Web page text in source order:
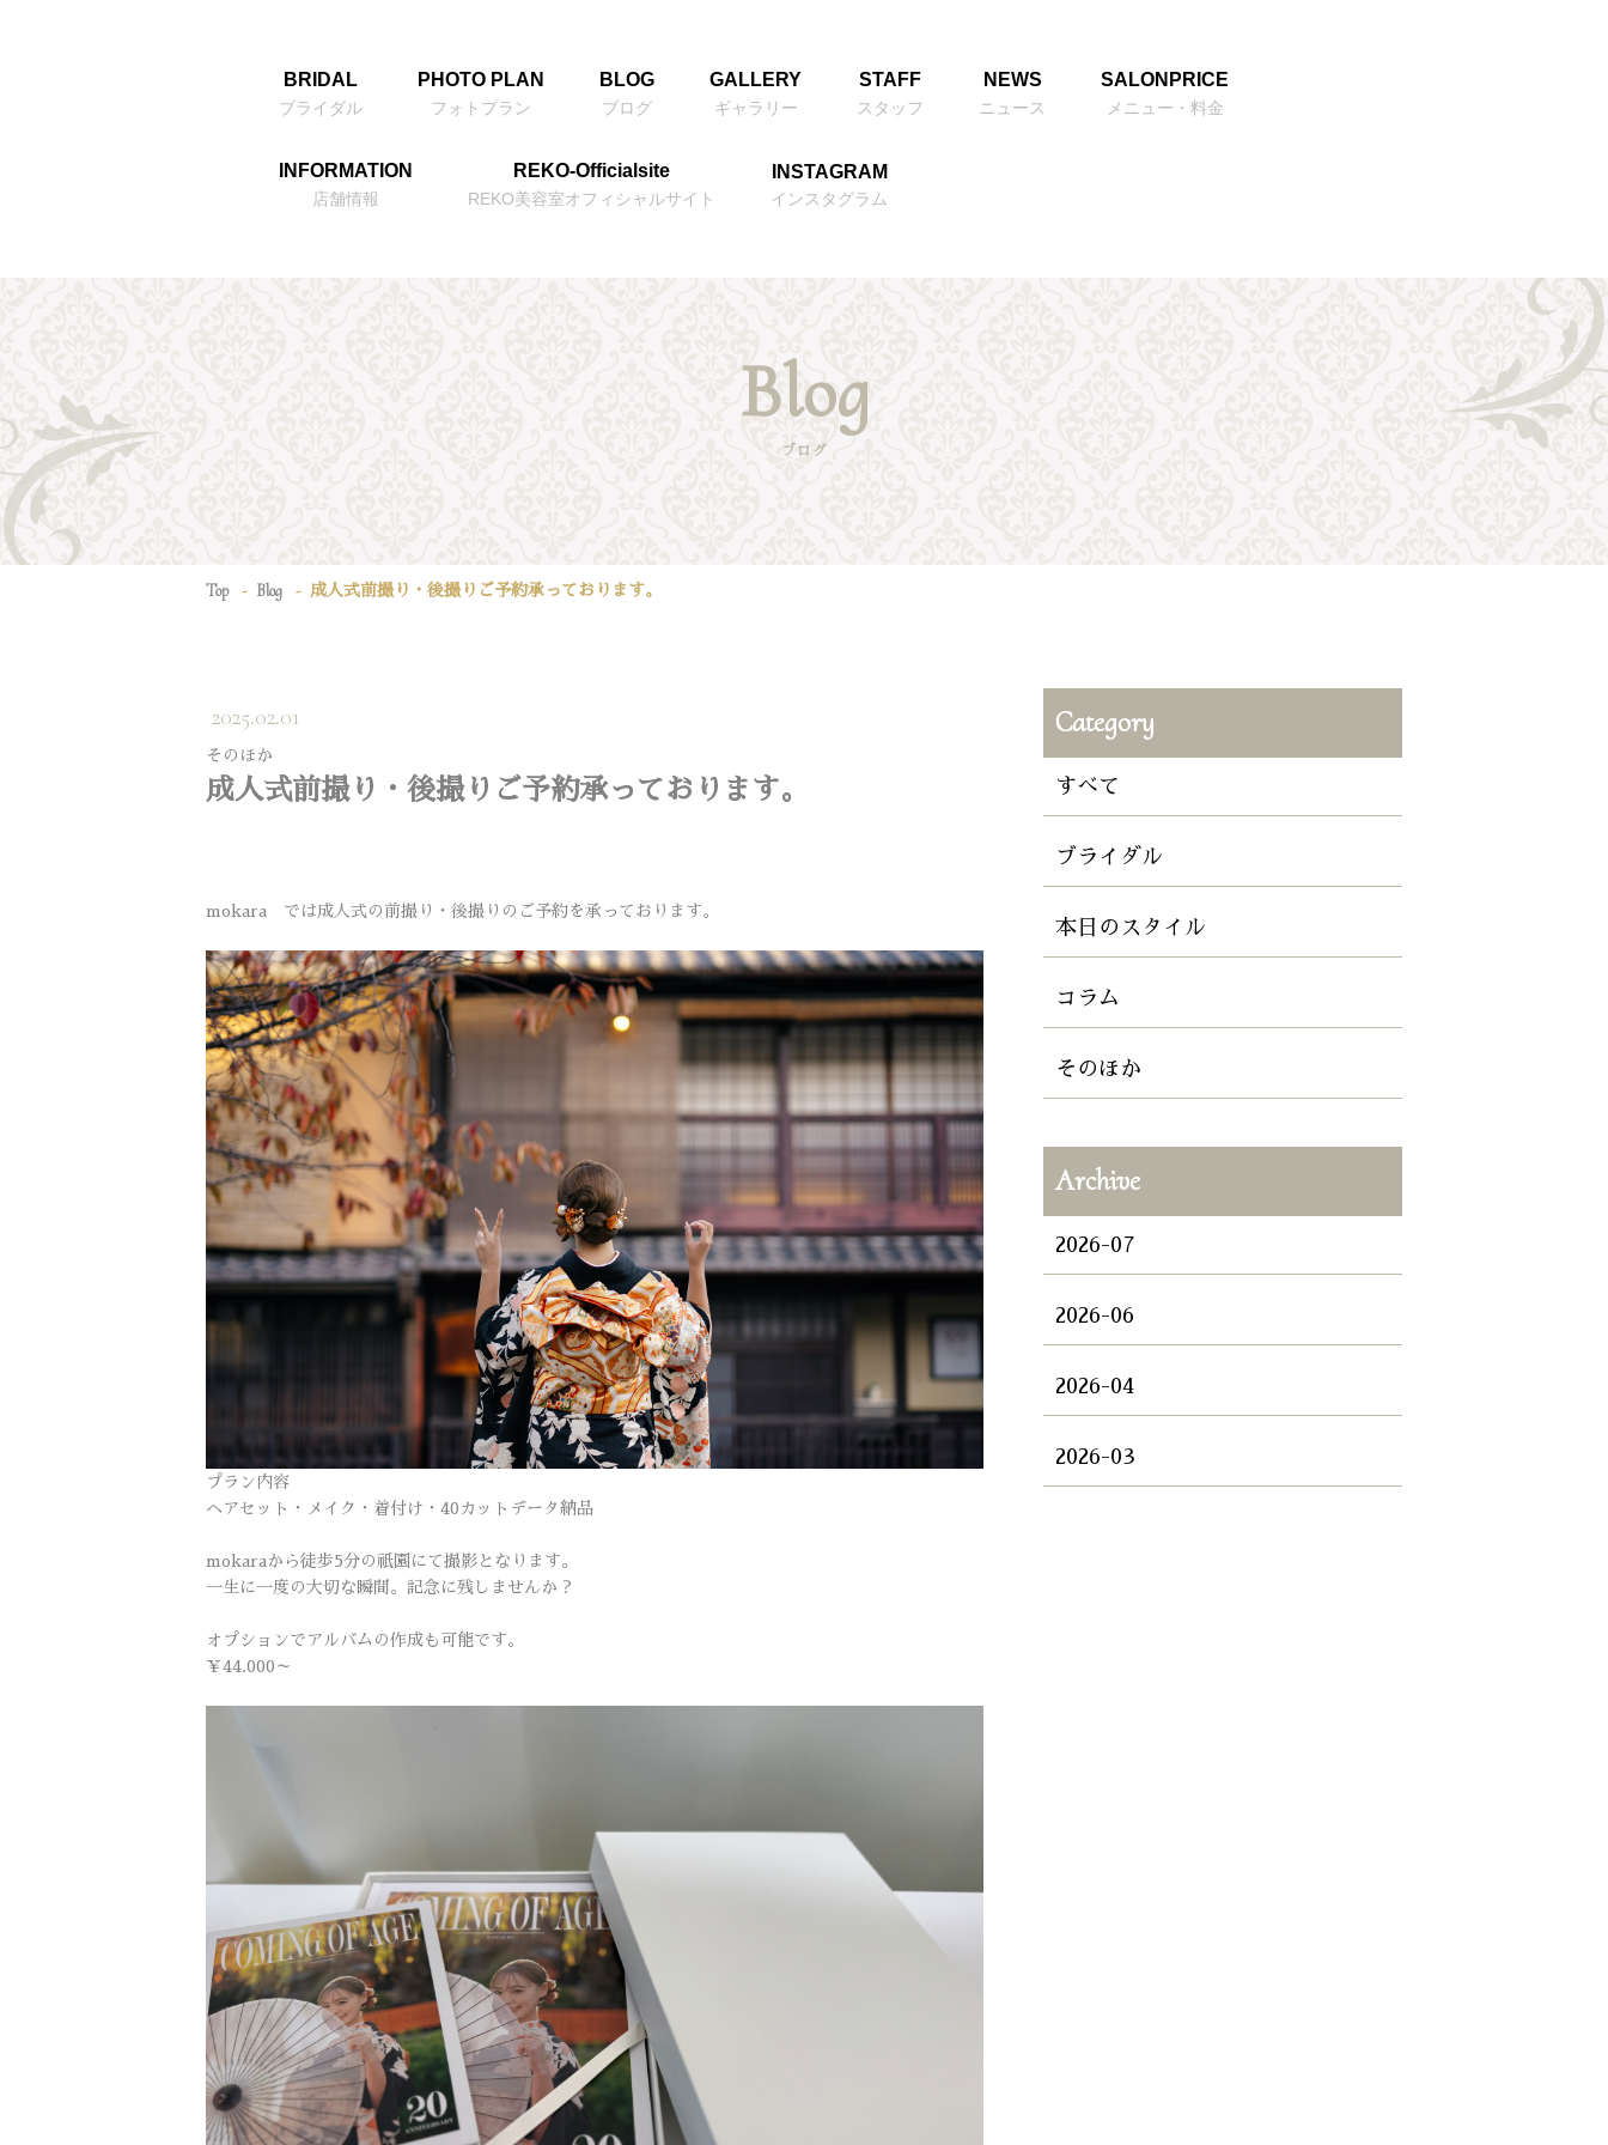
BRIDAL
ブライダル
PHOTO PLAN
フォトプラン
BLOG
ブログ
GALLERY
ギャラリー
STAFF
スタッフ
NEWS
ニュース
SALONPRICE
メニュー・料金
INFORMATION
店舗情報
REKO-Officialsite
REKO美容室オフィシャルサイト
INSTAGRAM
インスタグラム
Blog
ブログ
Top Blog 成人式前撮り・後撮りご予約承っております。
2025.02.01
そのほか
成人式前撮り・後撮りご予約承っております。
mokara では成人式の前撮り・後撮りのご予約を承っております。
プラン内容
ヘアセット・メイク・着付け・40カットデータ納品
mokaraから徒歩5分の祇園にて撮影となります。
一生に一度の大切な瞬間。記念に残しませんか？
オプションでアルバムの作成も可能です。
￥44.000～
Category
すべて
ブライダル
本日のスタイル
コラム
そのほか
Archive
2026-07
2026-06
2026-04
2026-03